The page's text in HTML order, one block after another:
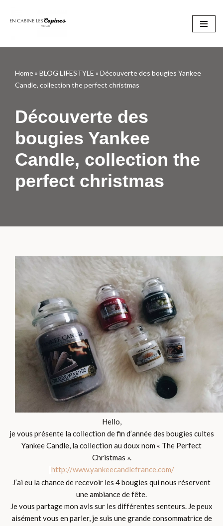
Home» BLOG LIFESTYLE » Découverte des bougies Yankee
Candle, collection the perfect christmas
Découverte des
bougies Yankee
Candle, collection the
perfect christmas
Hello,
je vous présente la collection de fin d’année des bougies cultes
Yankee Candle, la collection au doux nom « The Perfect
Christmas ».
http://www.yankeecandlefrance.com/
J’ai eu la chance de recevoir les 4 bougies qui nous réservent
une ambiance de fête.
Je vous partage mon avis sur les différentes senteurs. Je peux
aisément vous en parler, je suis une grande consommatrice de